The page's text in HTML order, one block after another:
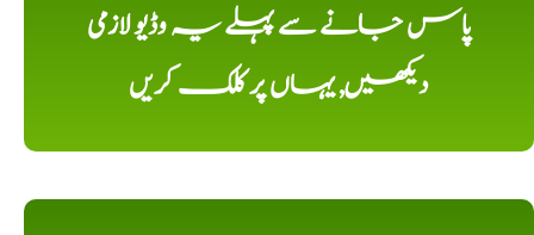
پاس جانے سے پہلے یہ وڈیو لازمی
دیکھیں, یہاں پر کلک کریں